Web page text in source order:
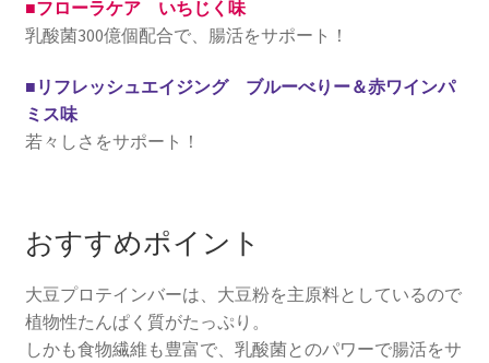
商品を見る
支払い
特定商取引法に基く表記
素材へのこだわり その2
■フローラケア いちじく味
乳酸菌300億個配合で、腸活をサポート！
■リフレッシュエイジング ブルーべりー＆赤ワインパ
ミス味
若々しさをサポート！
おすすめポイント
大豆プロテインバーは、大豆粉を主原料としているので
植物性たんぱく質がたっぷり。
しかも食物繊維も豊富で、乳酸菌とのパワーで腸活をサ